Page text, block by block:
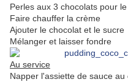
Perles aux 3 chocolats pour
Faire chauffer la crème
Ajouter le chocolat et le sucre
Mélanger et laisser fondre
Au service
Napper l'assiette de sauce au